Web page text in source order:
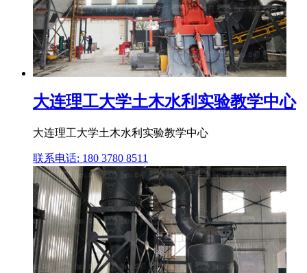
大连理工大学土木水利实验教学中心
大连理工大学土木水利实验教学中心
联系电话: 180 3780 8511